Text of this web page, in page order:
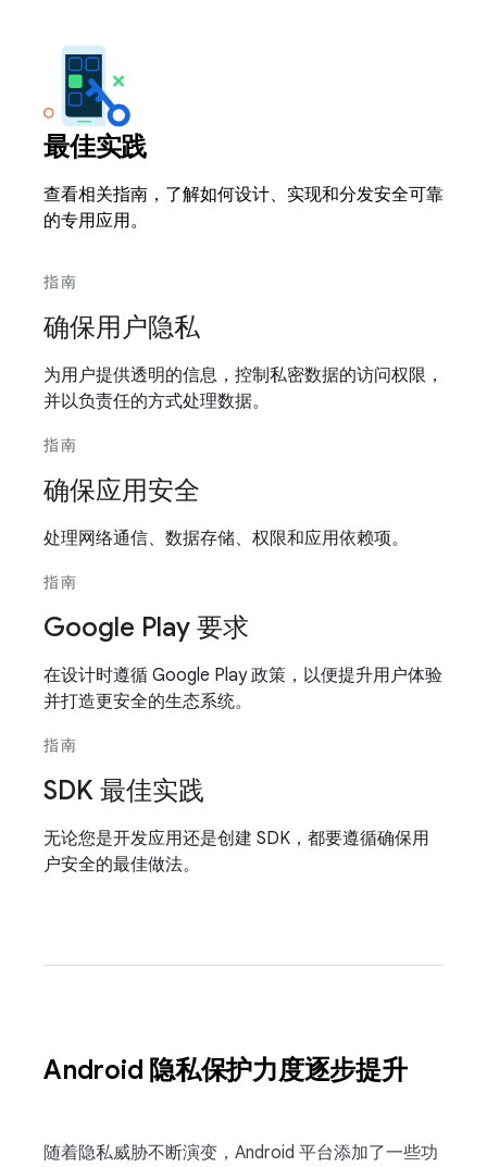
最佳实践
查看相关指南，了解如何设计、实现和分发安全可靠
的专用应用。
指南
确保用户隐私
为用户提供透明的信息，控制私密数据的访问权限，
并以负责任的方式处理数据。
指南
确保应用安全
处理网络通信、数据存储、权限和应用依赖项。
指南
Google Play 要求
在设计时遵循 Google Play 政策，以便提升用户体验
并打造更安全的生态系统。
指南
SDK 最佳实践
无论您是开发应用还是创建 SDK，都要遵循确保用
户安全的最佳做法。
Android 隐私保护力度逐步提升
随着隐私威胁不断演变，Android 平台添加了一些功